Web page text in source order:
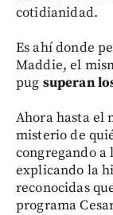
cotidianidad.
Es ahí donde
Maddie, el
pug superan
Ahora hasta el
misterio de
congregando a
explicando la
reconocidas
programa